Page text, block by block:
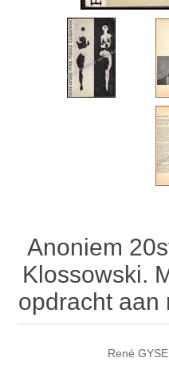
Anoniem
Klossowski.
opdracht aan
René